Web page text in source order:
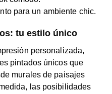
para un ambiente chic.
tu estilo único
personalizada,
pintados únicos que
murales de paisajes
las posibilidades